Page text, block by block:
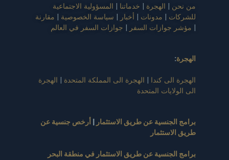
من نحن | الهجرة | خدماتنا | المسؤولية الاجتماعية
للشركات | مدونات | أخبار | سياسة الخصوصية | مقارنة
| مؤشر جوازات السفر | جوازات السفر في العالم
الهجرة:
الهجرة الى كندا | الهجرة الى المملكة المتحدة | الهجرة
الى الولايات المتحدة
برامج الجنسية عن طريق الاستثمار | أرخص جنسية عن
طريق الاستثمار
برامج الجنسية عن طريق الاستثمار في منطقة البحر